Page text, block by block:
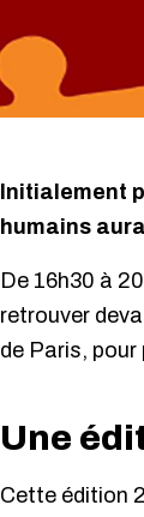
Initialement
humains
De 16h30 à
retrouver
de Paris,
Une
Cette édition